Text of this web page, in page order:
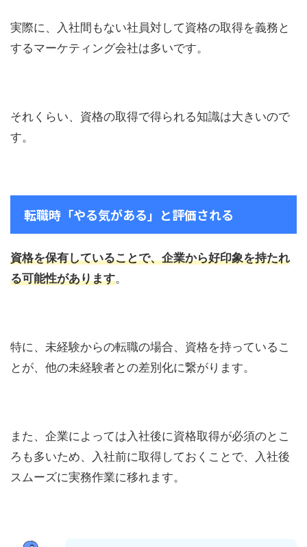
実際に、入社間もない社員対して資格の取得を義務と
するマーケティング会社は多いです。
それくらい、資格の取得で得られる知識は大きいので
す。
転職時「やる気がある」と評価される
資格を保有していることで、企業から好印象を持たれ
る可能性があります。
特に、未経験からの転職の場合、資格を持っているこ
とが、他の未経験者との差別化に繋がります。
また、企業によっては入社後に資格取得が必須のとこ
ろも多いため、入社前に取得しておくことで、入社後
スムーズに実務作業に移れます。